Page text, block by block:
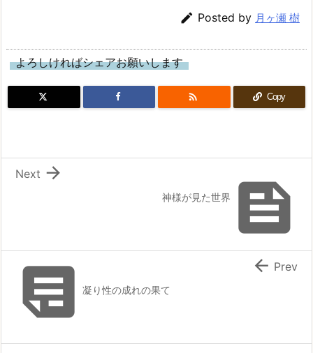
 Posted by 月ヶ瀬 樹
よろしければシェアお願いします
 Copy

神様が見た世界

Next
凝り性の成れの果て
 Prev